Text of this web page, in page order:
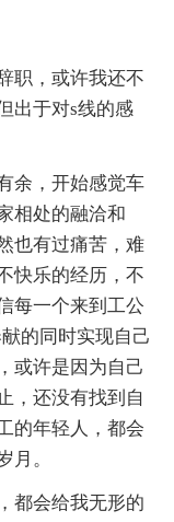
，或许我还不
出于对s线的感
，开始感觉车
相处的融洽和
也有过痛苦，难
快乐的经历，不
每一个来到工公
的同时实现自己
或许是因为自己
，还没有找到自
的年轻人，都会
月。
会给我无形的